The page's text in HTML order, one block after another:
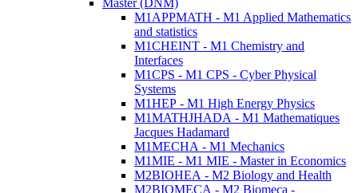
Master (DNM)
M1APPMATH - M1 Applied Mathematics
and statistics
M1CHEINT - M1 Chemistry and
Interfaces
M1CPS - M1 CPS - Cyber Physical
Systems
M1HEP - M1 High Energy Physics
M1MATHJHADA - M1 Mathematiques
Jacques Hadamard
M1MECHA - M1 Mechanics
M1MIE - M1 MIE - Master in Economics
M2BIOHEA - M2 Biology and Health
M2BIOMECA - M2 Biomeca -